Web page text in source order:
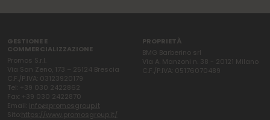
GESTIONE E
COMMERCIALIZZAZIONE
Promos S.r.l.
Via San Zeno, 173 – 25124 Brescia
C.F./P.IVA: 03123920179
Tel: +39 030 2422862
Fax: +39 030 2422870
Email: info@promosgroup.it
Sito:https://www.promosgroup.it/
PROPRIETÀ
BMG Barberino srl
Via A. Manzoni n. 38 - 20121 Milano
C.F./P.IVA: 05176070489